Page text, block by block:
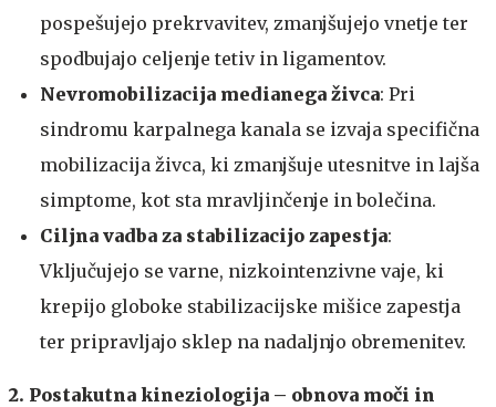
pospešujejo prekrvavitev, zmanjšujejo vnetje ter
spodbujajo celjenje tetiv in ligamentov.
Nevromobilizacija medianega živca: Pri
sindromu karpalnega kanala se izvaja specifična
mobilizacija živca, ki zmanjšuje utesnitve in lajša
simptome, kot sta mravljinčenje in bolečina.
Ciljna vadba za stabilizacijo zapestja:
Vključujejo se varne, nizkointenzivne vaje, ki
krepijo globoke stabilizacijske mišice zapestja
ter pripravljajo sklep na nadaljnjo obremenitev.
2. Postakutna kineziologija – obnova moči in